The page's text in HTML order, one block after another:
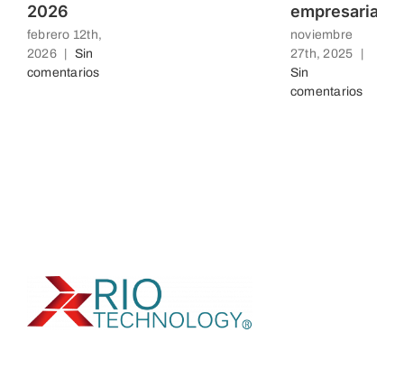
2026
febrero 12th,
2026
Sin
comentarios
empresarial
noviembre
27th, 2025
Sin
comentarios